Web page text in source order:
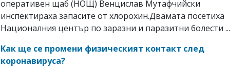
оперативен щаб (НОЩ) Венцислав Мутафчийски
инспектираха запасите от хлорохин.Двамата посетиха
Националния център по заразни и паразитни болести ...
Как ще се промени физическият контакт след
коронавируса?